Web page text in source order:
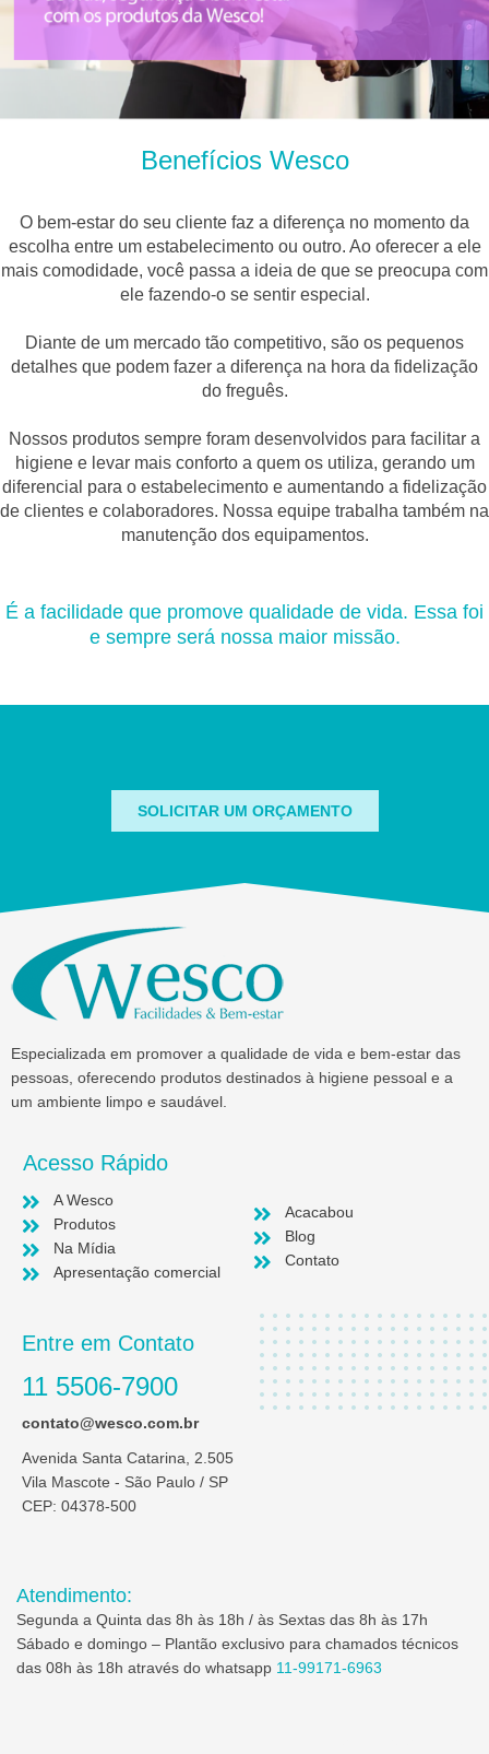
Benefícios Wesco
O bem-estar do seu cliente faz a diferença no momento da
escolha entre um estabelecimento ou outro. Ao oferecer a ele
mais comodidade, você passa a ideia de que se preocupa com
ele fazendo-o se sentir especial.
Diante de um mercado tão competitivo, são os pequenos
detalhes que podem fazer a diferença na hora da fidelização
do freguês.
Nossos produtos sempre foram desenvolvidos para facilitar a
higiene e levar mais conforto a quem os utiliza, gerando um
diferencial para o estabelecimento e aumentando a fidelização
de clientes e colaboradores. Nossa equipe trabalha também na
manutenção dos equipamentos.
É a facilidade que promove qualidade de vida. Essa foi
e sempre será nossa maior missão.
SOLICITAR UM ORÇAMENTO
Especializada em promover a qualidade de vida e bem-estar das
pessoas, oferecendo produtos destinados à higiene pessoal e a
um ambiente limpo e saudável.
Acesso Rápido
A Wesco
Produtos
Na Mídia
Apresentação comercial
Acacabou
Blog
Contato
Entre em Contato
11 5506-7900
contato@wesco.com.br
Avenida Santa Catarina, 2.505
Vila Mascote - São Paulo / SP
CEP: 04378-500
Atendimento:
Segunda a Quinta das 8h às 18h / às Sextas das 8h às 17h
Sábado e domingo – Plantão exclusivo para chamados técnicos
das 08h às 18h através do whatsapp 11-99171-6963